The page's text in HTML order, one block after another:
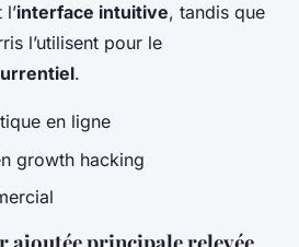
interface intuitive, tandis que
l’utilisent pour le
.
en ligne
growth hacking